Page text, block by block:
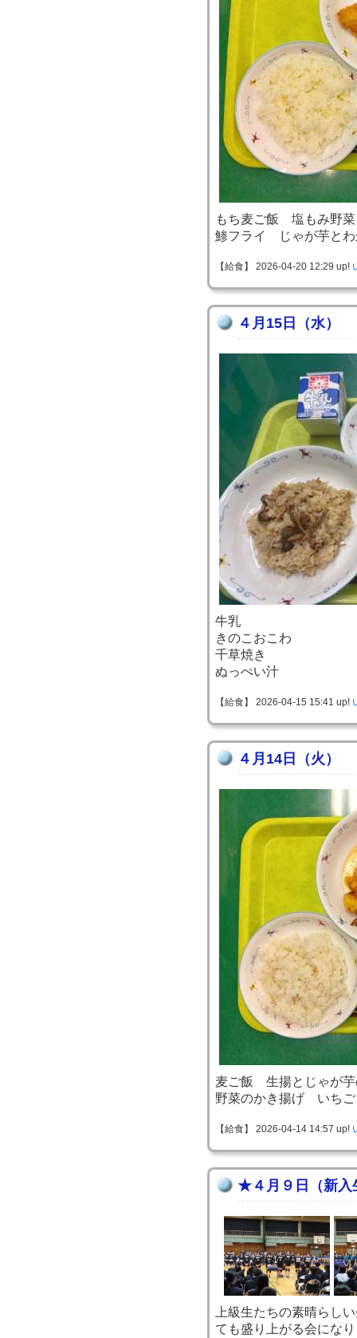
もち麦ご飯 塩もみ野菜
鯵フライ じゃが芋とわ
【給食】 2026-04-20 12:29 up!
４月15日（水）
牛乳
きのこおこわ
千草焼き
ぬっぺい汁
【給食】 2026-04-15 15:41 up!
４月14日（火）
麦ご飯 生揚とじゃが芋
野菜のかき揚げ いちご
【給食】 2026-04-14 14:57 up!
★４月９日（新入
上級生たちの素晴らし
ても盛り上がる会にな